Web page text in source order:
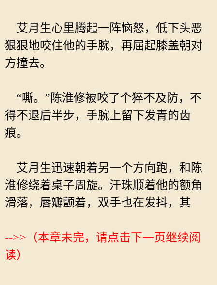
艾月生心里腾起一阵恼怒，低下头恶
狠狠地咬住他的手腕，再屈起膝盖朝对
方撞去。
“嘶。”陈淮修被咬了个猝不及防，不
得不退后半步，手腕上留下发青的齿
痕。
艾月生迅速朝着另一个方向跑，和陈
淮修绕着桌子周旋。汗珠顺着他的额角
滑落，唇瓣颤着，双手也在发抖，其
-->>（本章未完，请点击下一页继续阅
读）